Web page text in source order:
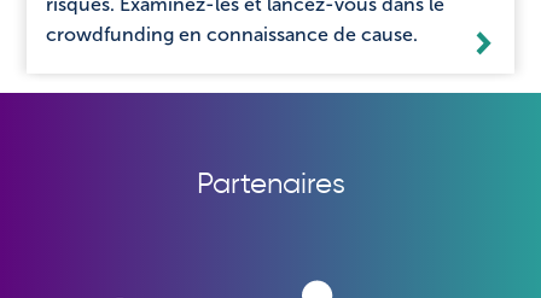
crowdfunding en connaissance de cause.
Partenaires